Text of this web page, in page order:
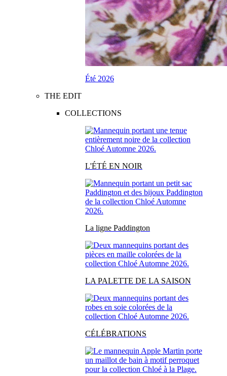
Été 2026
THE EDIT
COLLECTIONS
L'ÉTÉ EN NOIR
La ligne Paddington
LA PALETTE DE LA SAISON
CÉLÉBRATIONS